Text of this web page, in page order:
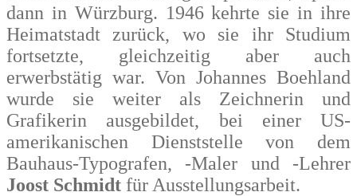
dann in Würzburg. 1946 kehrte sie in ihre
Heimatstadt zurück, wo sie ihr Studium
fortsetzte, gleichzeitig aber auch
erwerbstätig war. Von Johannes Boehland
wurde sie weiter als Zeichnerin und
Grafikerin ausgebildet, bei einer US-
amerikanischen Dienststelle von dem
Bauhaus-Typografen, -Maler und -Lehrer
Joost Schmidt für Ausstellungsarbeit.